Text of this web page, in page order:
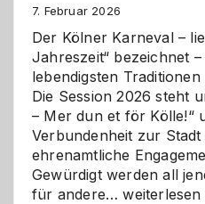
7. Februar 2026
Der Kölner Karneval –
Jahreszeit“ bezeichnet
lebendigsten
Die Session 2026 steht
– Mer dun et för Kölle!“
Verbundenheit zur Stadt
ehrenamtliche
Gewürdigt werden all
für andere…Kölner
weiterlesen